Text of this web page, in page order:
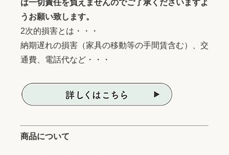
は一切責任を負えませんのでご了承くださいますよ
うお願い致します。
2次的損害とは・・・
納期遅れの損害（家具の移動等の手間賃含む）、交
通費、電話代など・・・
商品について